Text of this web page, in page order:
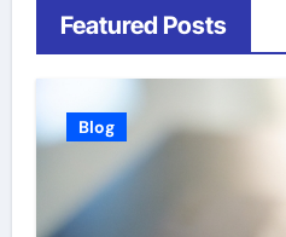
Featured Posts
Blog